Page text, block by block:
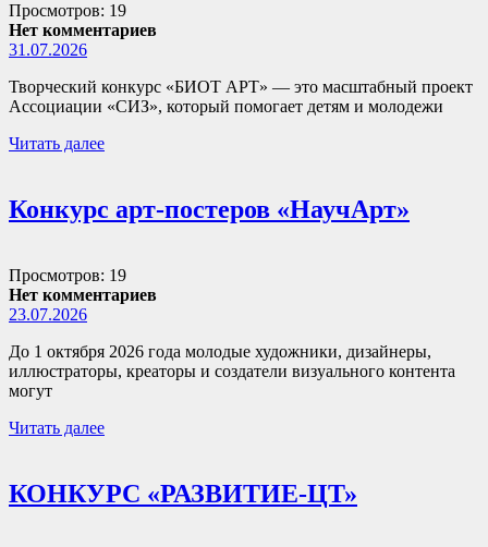
Просмотров: 19
Нет комментариев
31.07.2026
Творческий конкурс «БИОТ АРТ» — это масштабный проект
Ассоциации «СИЗ», который помогает детям и молодежи
Читать далее
Конкурс арт-постеров «НаучАрт»
Просмотров: 19
Нет комментариев
23.07.2026
До 1 октября 2026 года молодые художники, дизайнеры,
иллюстраторы, креаторы и создатели визуального контента
могут
Читать далее
КОНКУРС «РАЗВИТИЕ-ЦТ»